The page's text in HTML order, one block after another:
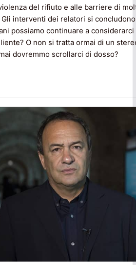
del rifiuto e alle barriere di
Gli interventi dei relatori si
possiamo continuare a
O non si tratta ormai di un
dovremmo scrollarci di dosso?